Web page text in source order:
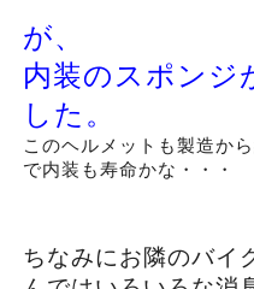
が、
内装のスポンジ
した。
このヘルメットも製造か
で内装も寿命かな・・・
ちなみにお隣のバイ